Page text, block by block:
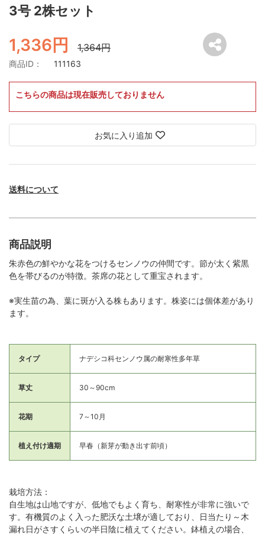
3号 2株セット
1,336円 1,364円
商品ID： 111163
こちらの商品は現在販売しておりません
お気に入り追加
送料について
商品説明
朱赤色の鮮やかな花をつけるセンノウの仲間です。節が太く紫黒
色を帯びるのが特徴。茶席の花として重宝されます。
※実生苗の為、葉に斑が入る株もあります。株姿には個体差があり
ます。
タイプ ナデシコ科センノウ属の耐寒性多年草
草丈 30～90cm
花期 7～10月
植え付け適期 早春（新芽が動き出す前頃）
栽培方法：
自生地は山地ですが、低地でもよく育ち、耐寒性が非常に強いで
す。有機質のよく入った肥沃な土壌が適しており、日当たり～木
漏れ日がさすくらいの半日陰に植えてください。鉢植えの場合、